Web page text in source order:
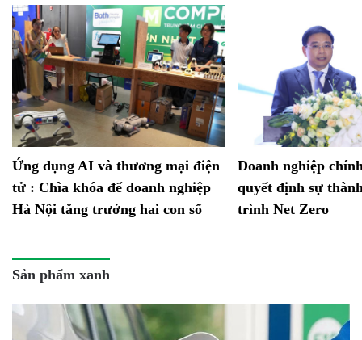
Ứng dụng AI và thương mại điện
tử : Chìa khóa để doanh nghiệp
Hà Nội tăng trưởng hai con số
Doanh nghiệp
quyết định sự
trình Net Zero
Sản phẩm xanh